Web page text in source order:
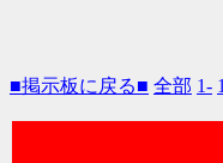
■掲示板に戻る■ 全部 1-